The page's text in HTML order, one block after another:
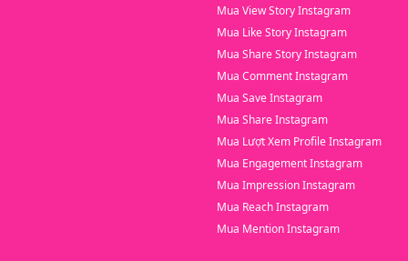
Mua View Story Instagram
Mua Like Story Instagram
Mua Share Story Instagram
Mua Comment Instagram
Mua Save Instagram
Mua Share Instagram
Mua Lượt Xem Profile Instagram
Mua Engagement Instagram
Mua Impression Instagram
Mua Reach Instagram
Mua Mention Instagram